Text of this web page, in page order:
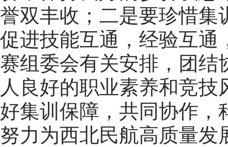
誉双丰收；二是要珍惜集
促进技能互通，经验互通
赛组委会有关安排，团结
人良好的职业素养和竞
好集训保障，共同协作，
努力为西北民航高质量发